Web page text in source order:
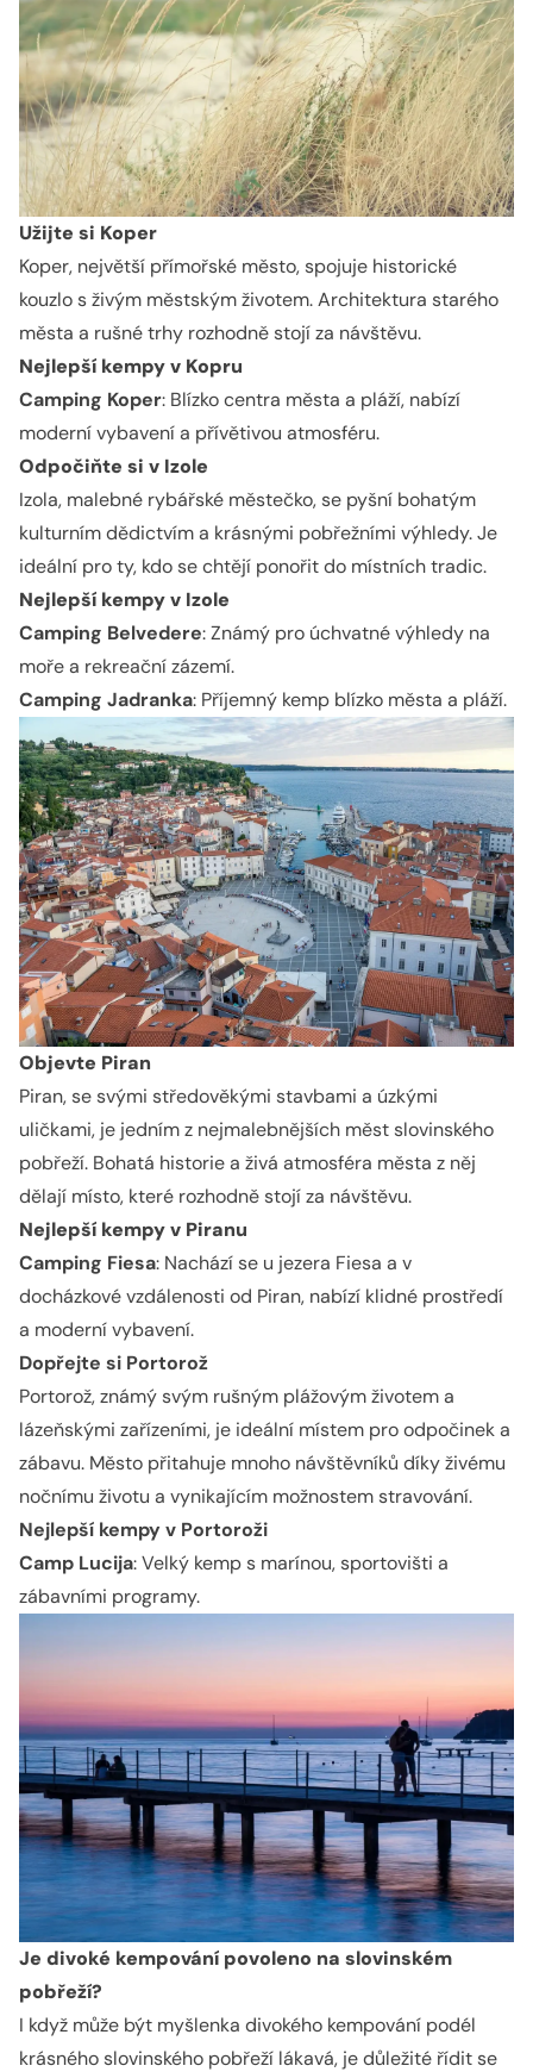
Užijte si Koper
Koper, největší přímořské město, spojuje historické
kouzlo s živým městským životem. Architektura starého
města a rušné trhy rozhodně stojí za návštěvu.
Nejlepší kempy v Kopru
Camping Koper: Blízko centra města a pláží, nabízí
moderní vybavení a přívětivou atmosféru.
Odpočiňte si v Izole
Izola, malebné rybářské městečko, se pyšní bohatým
kulturním dědictvím a krásnými pobřežními výhledy. Je
ideální pro ty, kdo se chtějí ponořit do místních tradic.
Nejlepší kempy v Izole
Camping Belvedere: Známý pro úchvatné výhledy na
moře a rekreační zázemí.
Camping Jadranka: Příjemný kemp blízko města a pláží.
Objevte Piran
Piran, se svými středověkými stavbami a úzkými
uličkami, je jedním z nejmalebnějších měst slovinského
pobřeží. Bohatá historie a živá atmosféra města z něj
dělají místo, které rozhodně stojí za návštěvu.
Nejlepší kempy v Piranu
Camping Fiesa: Nachází se u jezera Fiesa a v
docházkové vzdálenosti od Piran, nabízí klidné prostředí
a moderní vybavení.
Dopřejte si Portorož
Portorož, známý svým rušným plážovým životem a
lázeňskými zařízeními, je ideální místem pro odpočinek a
zábavu. Město přitahuje mnoho návštěvníků díky živému
nočnímu životu a vynikajícím možnostem stravování.
Nejlepší kempy v Portoroži
Camp Lucija: Velký kemp s marínou, sportovišti a
zábavními programy.
Je divoké kempování povoleno na slovinském
pobřeží?
I když může být myšlenka divokého kempování podél
krásného slovinského pobřeží lákavá, je důležité řídit se